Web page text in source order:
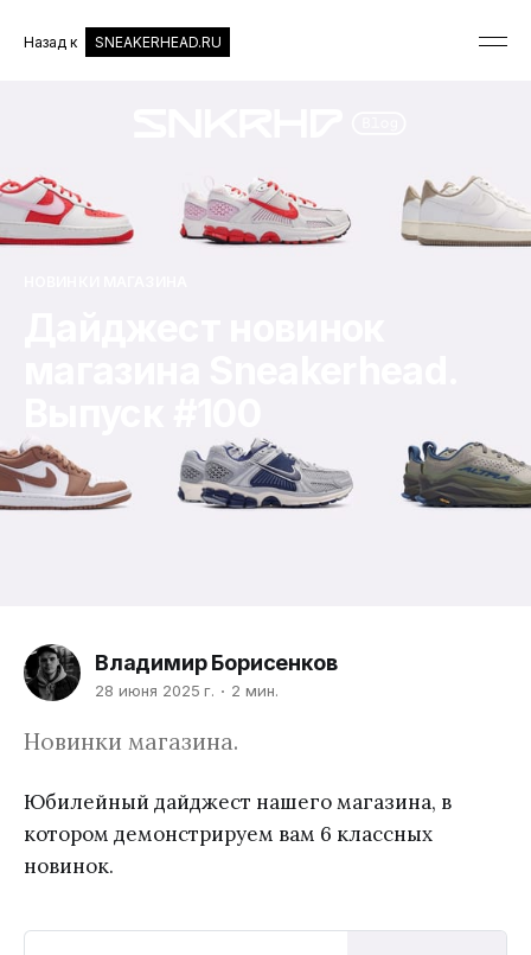
Назад к SNEAKERHEAD.RU
Владимир Борисенков
28 июня 2025 г. 2 мин.
Новинки магазина.
Юбилейный дайджест нашего магазина, в
котором демонстрируем вам 6 классных
новинок.